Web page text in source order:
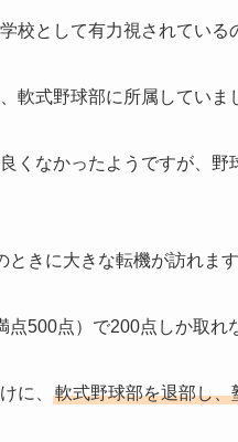
校として有力視されている
軟式野球部に所属していま
くなかったようですが、
ときに大きな転機が訪れま
点500点）で200点しか取
に、 軟式野球部を退部し、